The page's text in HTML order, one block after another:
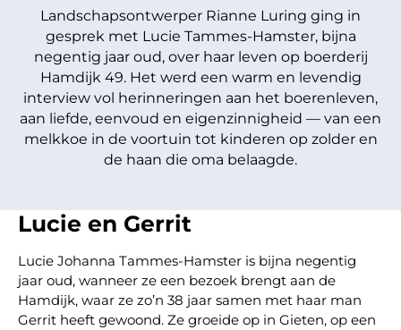
Landschapsontwerper Rianne Luring ging in
gesprek met Lucie Tammes-Hamster, bijna
negentig jaar oud, over haar leven op boerderij
Hamdijk 49. Het werd een warm en levendig
interview vol herinneringen aan het boerenleven,
aan liefde, eenvoud en eigenzinnigheid — van een
melkkoe in de voortuin tot kinderen op zolder en
de haan die oma belaagde.
Lucie en Gerrit
Lucie Johanna Tammes-Hamster is bijna negentig
jaar oud, wanneer ze een bezoek brengt aan de
Hamdijk, waar ze zo’n 38 jaar samen met haar man
Gerrit heeft gewoond. Ze groeide op in Gieten, op een